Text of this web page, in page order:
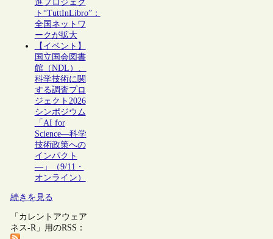
進プロジェク
ト“TuttInLibro”：
全国ネットワ
ークが拡大
【イベント】
国立国会図書
館（NDL）、
科学技術に関
する調査プロ
ジェクト2026
シンポジウム
「AI for
Science―科学
技術政策への
インパクト
―」（9/11・
オンライン）
続きを見る
「カレントアウェア
ネス-R」用のRSS：